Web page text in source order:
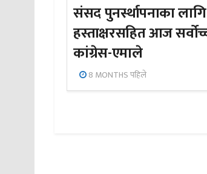
संसद पुनर्स्थापनाका
हस्ताक्षरसहित आज
कांग्रेस-एमाले
8 MONTHS पहिले